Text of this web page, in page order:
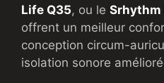
Life Q35, ou le Srhythm
offrent un meilleur
conception circum-
isolation sonore